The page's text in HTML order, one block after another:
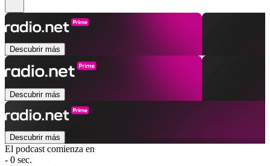
Descubrir más
Descubrir más
Descubrir más
El podcast comienza en
- 0 sec.